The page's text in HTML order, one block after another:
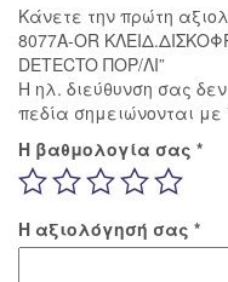
Κάνετε την πρώτη
8077A-OR
DETECTO ΠΟΡ/ΛΙ”
Η ηλ. διεύθυνση σας
πεδία σημειώνονται με
Η βαθμολογία σας *
Η αξιολόγησή σας *